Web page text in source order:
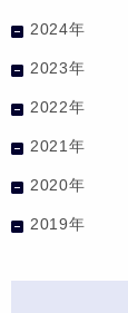
2024年
2023年
2022年
2021年
2020年
2019年